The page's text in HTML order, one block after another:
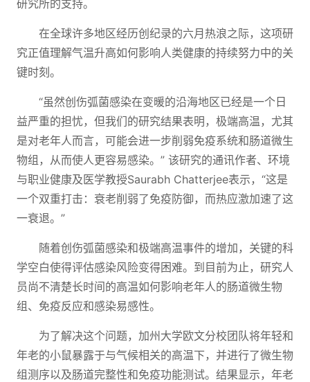
研究所的支持。
在全球许多地区经历创纪录的六月热浪之际，这项研
究正值理解气温升高如何影响人类健康的持续努力中的关
键时刻。
“虽然创伤弧菌感染在变暖的沿海地区已经是一个日
益严重的担忧，但我们的研究结果表明，极端高温，尤其
是对老年人而言，可能会进一步削弱免疫系统和肠道微生
物组，从而使人更容易感染。” 该研究的通讯作者、环境
与职业健康及医学教授Saurabh Chatterjee表示，“这是
一个双重打击：衰老削弱了免疫防御，而热应激加速了这
一衰退。”
随着创伤弧菌感染和极端高温事件的增加，关键的科
学空白使得评估感染风险变得困难。到目前为止，研究人
员尚不清楚长时间的高温如何影响老年人的肠道微生物
组、免疫反应和感染易感性。
为了解决这个问题，加州大学欧文分校团队将年轻和
年老的小鼠暴露于与气候相关的高温下，并进行了微生物
组测序以及肠道完整性和免疫功能测试。结果显示，年老